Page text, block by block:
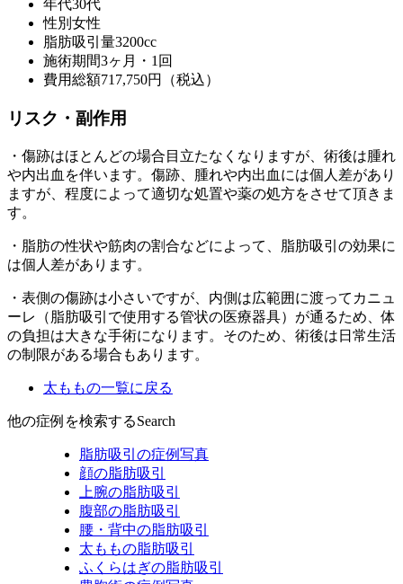
年代30代
性別 女性
脂肪吸引量3200cc
施術期間3ヶ月・1回
費用総額717,750円（税込）
リスク・副作用
・傷跡はほとんどの場合目立たなくなりますが、術後は腫れ
や内出血を伴います。傷跡、腫れや内出血には個人差があり
ますが、程度によって適切な処置や薬の処方をさせて頂きま
す。
・脂肪の性状や筋肉の割合などによって、脂肪吸引の効果に
は個人差があります。
・表側の傷跡は小さいですが、内側は広範囲に渡ってカニュ
ーレ（脂肪吸引で使用する管状の医療器具）が通るため、体
の負担は大きな手術になります。そのため、術後は日常生活
の制限がある場合もあります。
太ももの一覧に戻る
他の症例を検索するSearch
脂肪吸引の症例写真
顔の脂肪吸引
上腕の脂肪吸引
腹部の脂肪吸引
腰・背中の脂肪吸引
太ももの脂肪吸引
ふくらはぎの脂肪吸引